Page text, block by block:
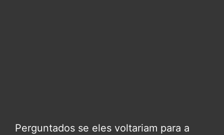
Perguntados se eles voltariam para a